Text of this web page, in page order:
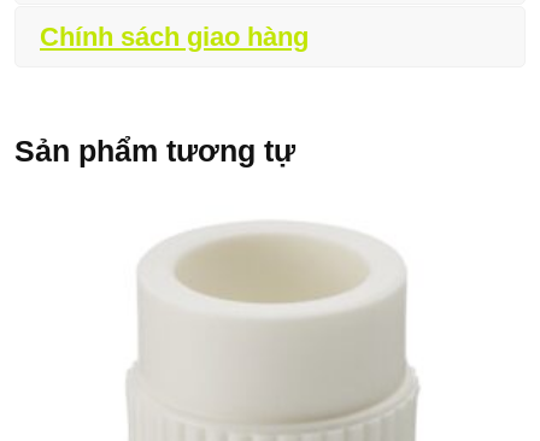
Chính sách giao hàng
Sản phẩm tương tự